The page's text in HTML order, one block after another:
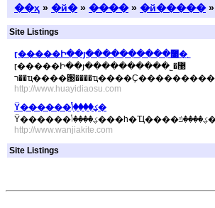
��ҳ » �й�» ����» �й�����»
Site Listings
ɽ�����Ի��յ����������޹�˾
ɽ�����Ի��յ����������޹�˾
http://www.huayidiaosu.com
Ϋ������ؼ����ݳ�
http://www.wanjiakite.com
Site Listings